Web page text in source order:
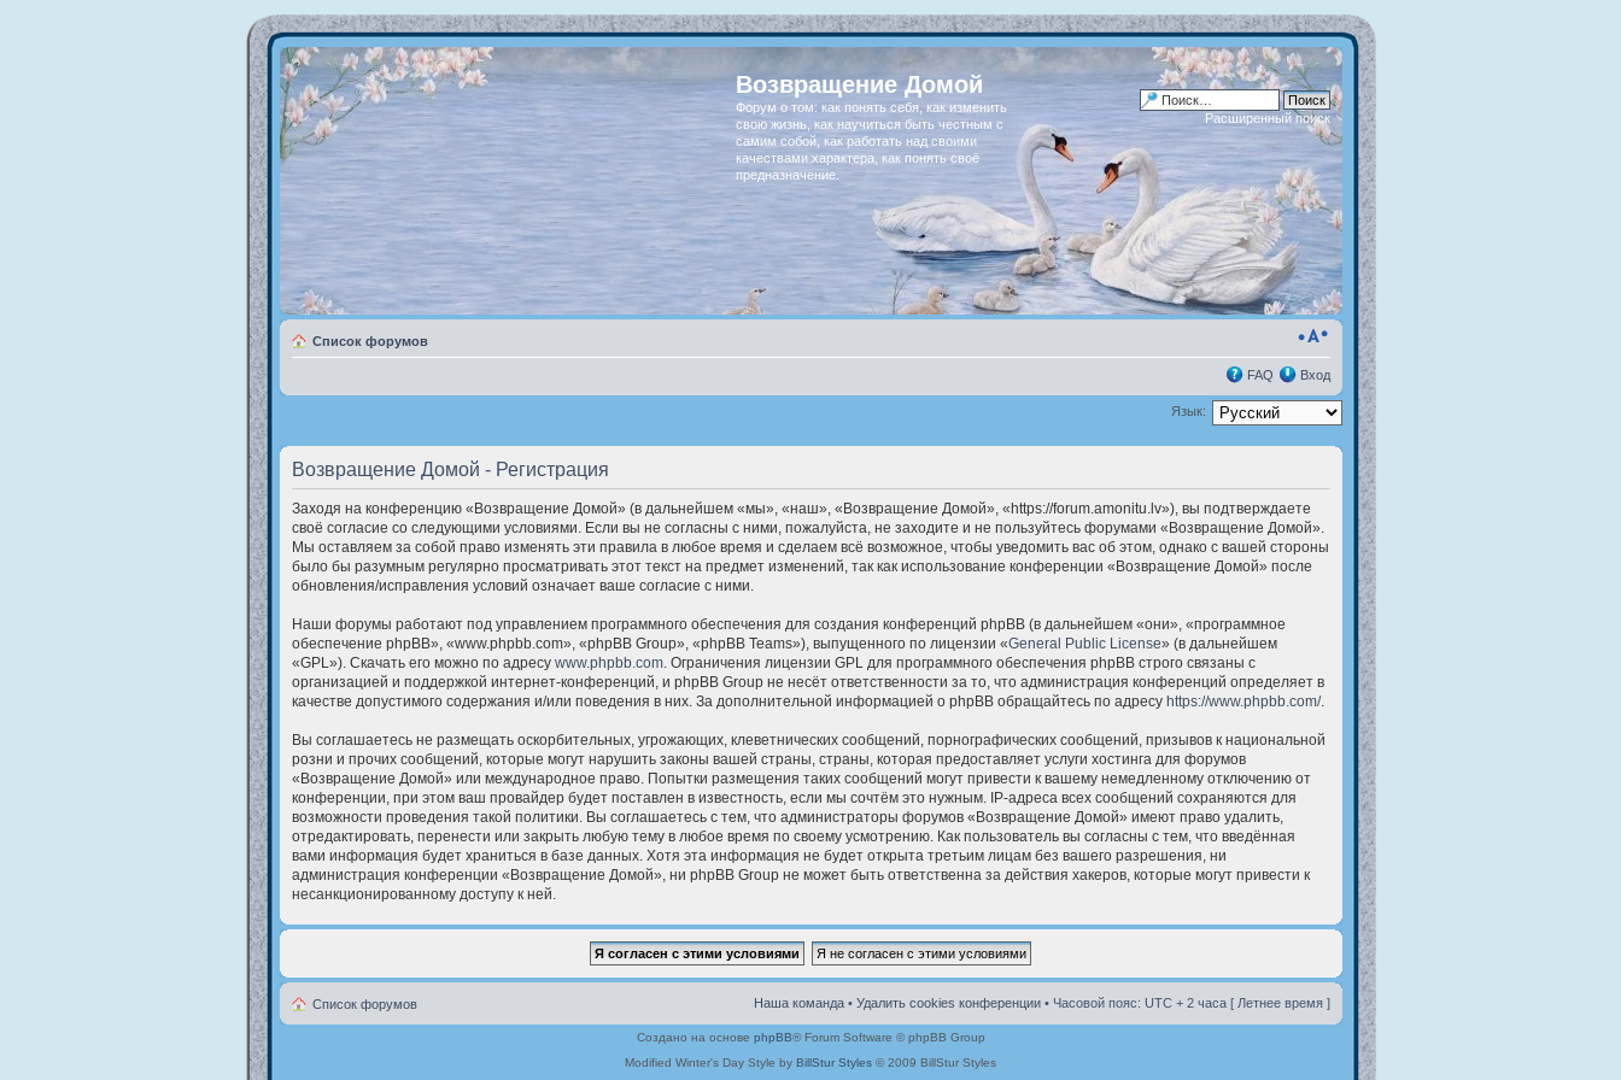
Возвращение Домой
Форум о том: как понять себя, как изменить
свою жизнь, как научиться быть честным с
самим собой, как работать над своими
качествами характера, как понять своё
предназначение.
Расширенный поиск
Список форумов
FAQ Вход
Язык:
Возвращение Домой - Регистрация
Заходя на конференцию «Возвращение Домой» (в дальнейшем «мы», «наш», «Возвращение Домой», «https://forum.amonitu.lv»), вы подтверждаете
своё согласие со следующими условиями. Если вы не согласны с ними, пожалуйста, не заходите и не пользуйтесь форумами «Возвращение Домой».
Мы оставляем за собой право изменять эти правила в любое время и сделаем всё возможное, чтобы уведомить вас об этом, однако с вашей стороны
было бы разумным регулярно просматривать этот текст на предмет изменений, так как использование конференции «Возвращение Домой» после
обновления/исправления условий означает ваше согласие с ними.
Наши форумы работают под управлением программного обеспечения для создания конференций phpBB (в дальнейшем «они», «программное
обеспечение phpBB», «www.phpbb.com», «phpBB Group», «phpBB Teams»), выпущенного по лицензии «General Public License» (в дальнейшем
«GPL»). Скачать его можно по адресу www.phpbb.com. Ограничения лицензии GPL для программного обеспечения phpBB строго связаны с
организацией и поддержкой интернет-конференций, и phpBB Group не несёт ответственности за то, что администрация конференций определяет в
качестве допустимого содержания и/или поведения в них. За дополнительной информацией о phpBB обращайтесь по адресу https://www.phpbb.com/.
Вы соглашаетесь не размещать оскорбительных, угрожающих, клеветнических сообщений, порнографических сообщений, призывов к национальной
розни и прочих сообщений, которые могут нарушить законы вашей страны, страны, которая предоставляет услуги хостинга для форумов
«Возвращение Домой» или международное право. Попытки размещения таких сообщений могут привести к вашему немедленному отключению от
конференции, при этом ваш провайдер будет поставлен в известность, если мы сочтём это нужным. IP-адреса всех сообщений сохраняются для
возможности проведения такой политики. Вы соглашаетесь с тем, что администраторы форумов «Возвращение Домой» имеют право удалить,
отредактировать, перенести или закрыть любую тему в любое время по своему усмотрению. Как пользователь вы согласны с тем, что введённая
вами информация будет храниться в базе данных. Хотя эта информация не будет открыта третьим лицам без вашего разрешения, ни
администрация конференции «Возвращение Домой», ни phpBB Group не может быть ответственна за действия хакеров, которые могут привести к
несанкционированному доступу к ней.
Список форумов Наша команда• Удалить cookies конференции• Часовой пояс: UTC + 2 часа [ Летнее время ]
Создано на основе phpBB® Forum Software © phpBB Group
Modified Winter's Day Style by BillStur Styles © 2009 BillStur Styles